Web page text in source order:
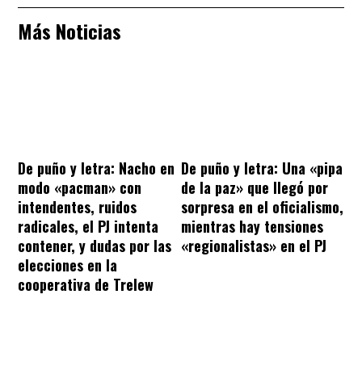
Más Noticias
De puño y letra: Nacho en
modo «pacman» con
intendentes, ruidos
radicales, el PJ intenta
contener, y dudas por las
elecciones en la
cooperativa de Trelew
De puño y letra: Una «pipa
de la paz» que llegó por
sorpresa en el oficialismo,
mientras hay tensiones
«regionalistas» en el PJ